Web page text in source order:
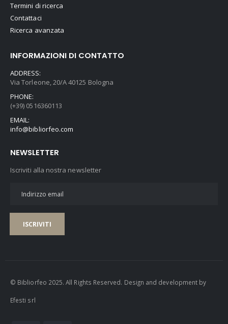
Termini di ricerca
Contattaci
Ricerca avanzata
INFORMAZIONI DI CONTATTO
ADDRESS:
Via Torleone, 20/A 40125 Bologna
PHONE:
(+39) 0516360113
EMAIL:
info@bibliorfeo.com
NEWSLETTER
Iscriviti alla nostra newsletter
ISCRIVITI
© Bibliorfeo 2025. All Rights Reserved. Design and development by
Efesti srl